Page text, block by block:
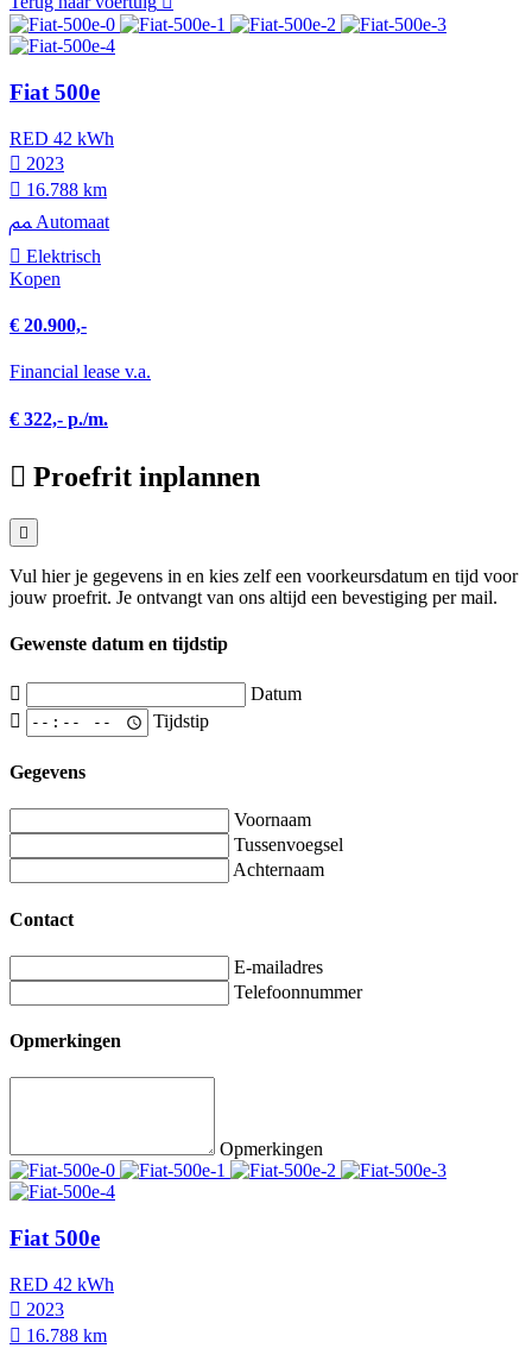
Fiat 500e
RED 42 kWh
2023
16.788 km
Automaat
Elektrisch
Kopen
€ 20.900,-
Financial lease v.a.
€ 322,- p./m.
Proefrit inplannen
Vul hier je gegevens in en kies zelf een voorkeursdatum en tijd voor
jouw proefrit. Je ontvangt van ons altijd een bevestiging per mail.
Gewenste datum en tijdstip
Datum
Tijdstip
Gegevens
Voornaam
Tussenvoegsel
Achternaam
Contact
E-mailadres
Telefoonnummer
Opmerkingen
Opmerkingen
Fiat 500e
RED 42 kWh
2023
16.788 km